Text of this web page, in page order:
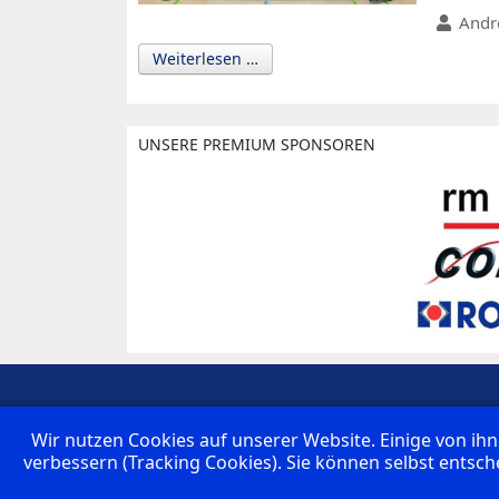
Weiterlesen …
UNSERE PREMIUM SPONSOREN
Links Archiv Impressum
Wir nutzen Cookies auf unserer Website. Einige von
verbessern (Tracking Cookies). Sie können selbst